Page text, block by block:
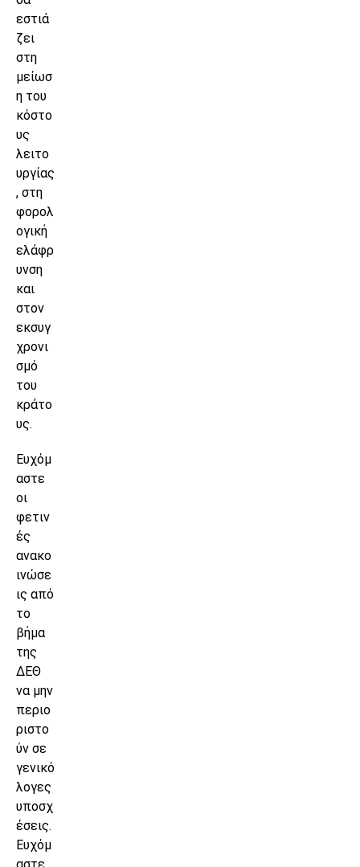
εστιά
ζει
στη
μείωσ
η του
κόστο
υς
λειτο
υργίας
, στη
φορολ
ογική
ελάφρ
υνση
και
στον
εκσυγ
χρονι
σμό
του
κράτο
υς.
Ευχόμ
αστε
οι
φετιν
ές
ανακο
ινώσε
ις από
το
βήμα
της
ΔΕΘ
να μην
περιο
ριστο
ύν σε
γενικό
λογες
υποσχ
έσεις.
Ευχόμ